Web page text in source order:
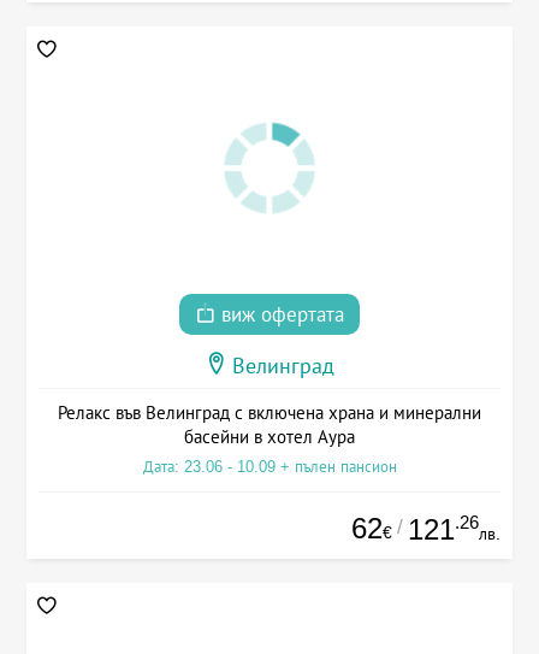
виж офертата
Велинград
Релакс във Велинград с включена храна и минерални
басейни в хотел Аура
Дата: 23.06 - 10.09 + пълен пансион
62€ / 121.26
лв.